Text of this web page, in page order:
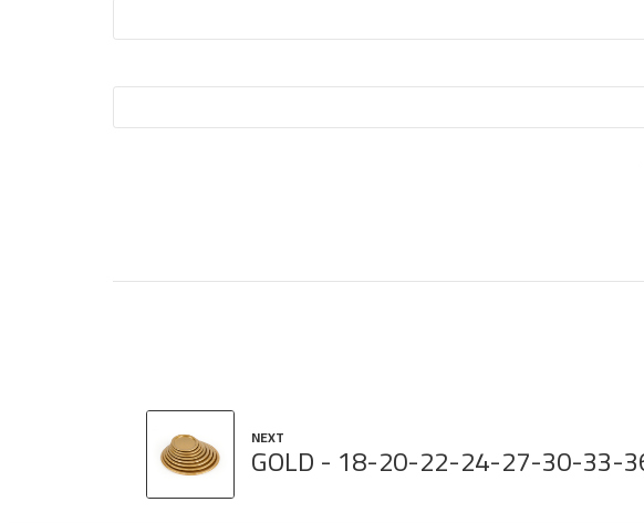
NEXT 18-20-22-24-27-30-33-36 -